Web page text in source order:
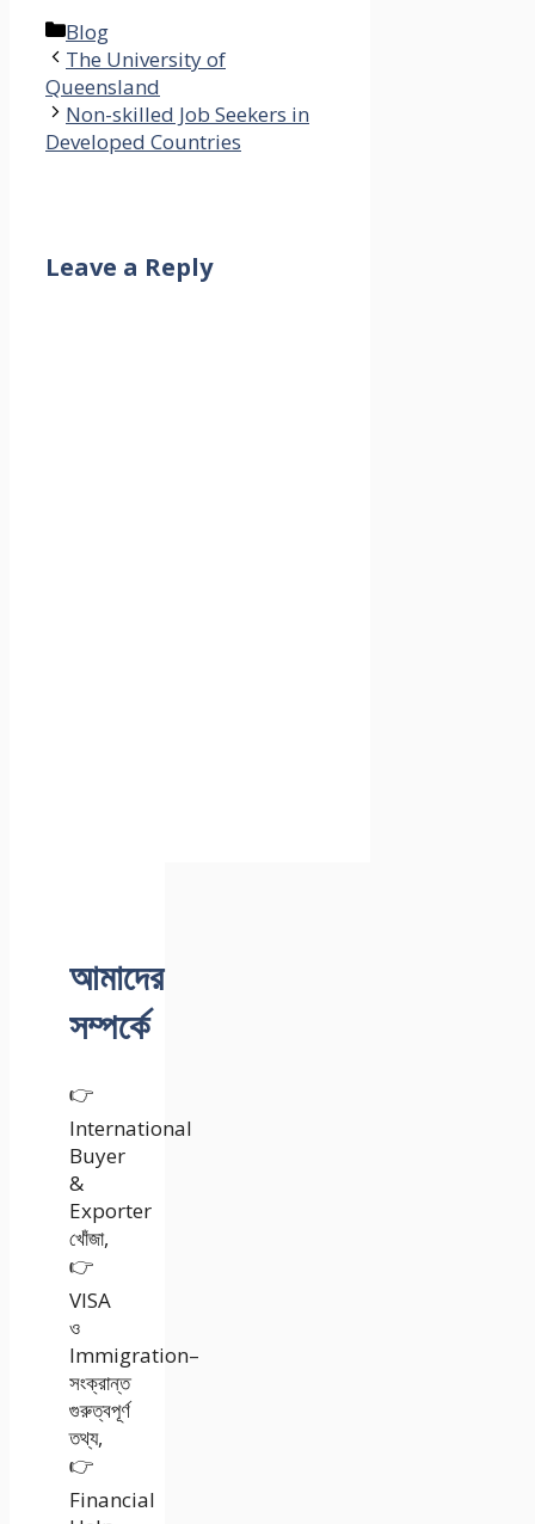
Categories
Blog
The University of
Queensland
Non-skilled Job Seekers in
Developed Countries
Leave a Reply
আমাদের
সম্পর্কে
👉
International
Buyer
&
Exporter
খোঁজা,
👉
VISA
ও
Immigration–
সংক্রান্ত
গুরুত্বপূর্ণ
তথ্য,
👉
Financial